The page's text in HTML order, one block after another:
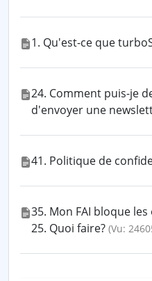
1. Qu'est-ce que
24. Comment puis-je
d'envoyer une
41. Politique de
35. Mon FAI bloque
25. Quoi faire? (Vu: